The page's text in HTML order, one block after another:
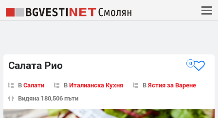
Салата Рио 0
ВСалати ВИталианска Кухня ВЯстия за Варене
Видяна 180,506 пъти